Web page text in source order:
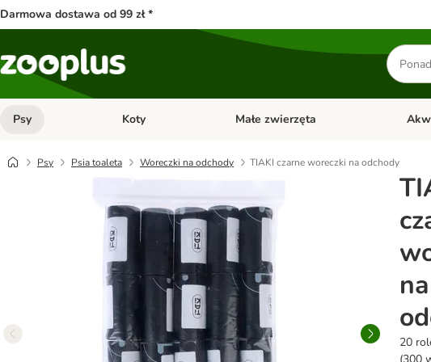
Darmowa dostawa od 99 zł *
Szukaj
Psy Otwórz menu kategorii: Psy
Koty Otwórz menu kategorii: Koty
Małe zwierzęta
Psy Psia toaleta Woreczki na odchody TIAKI czarne woreczki na odchody
na
20